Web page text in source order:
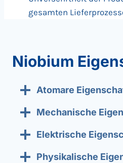
gesamten
Niobium
Atomare
Mechanische
Elektrische
Physikalische